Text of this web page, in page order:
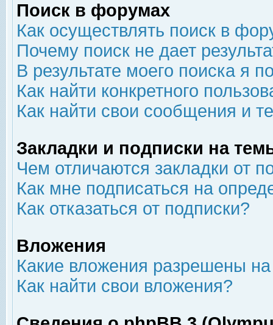
Поиск в форумах
Как осуществлять поиск в
Почему поиск не дает
В результате моего поиска я
Как найти конкретного
Как найти свои сообщения и
Закладки и подписки на
Чем отличаются закладки от
Как мне подписаться на
Как отказаться от подписки?
Вложения
Какие вложения разрешены
Как найти свои вложения?